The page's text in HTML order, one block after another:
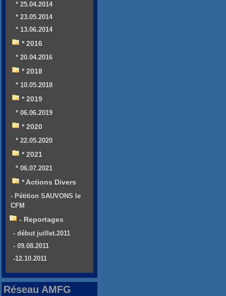
* 25.04.2014
* 23.05.2014
* 13.06.2014
* 2016
* 20.04.2016
* 2018
* 10.05.2018
* 2019
* 06.06.2019
* 2020
* 22.05.2020
* 2021
* 06.07.2021
* Actions Divers
- Pétition SAUVONS le
CFM
- Reportages
- début juillet.2011
- 09.08.2011
-12.10.2011
Réseau AMFG